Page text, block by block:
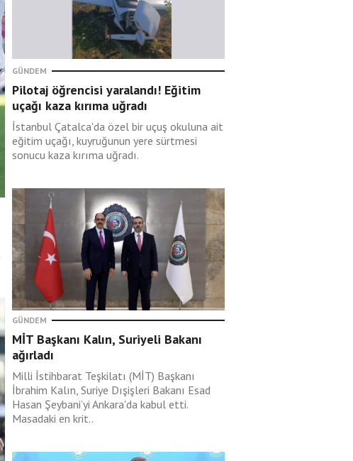
GÜNDEM
Pilotaj öğrencisi yaralandı! Eğitim
uçağı kaza kırıma uğradı
İstanbul Çatalca'da özel bir uçuş okuluna ait
eğitim uçağı, kuyruğunun yere sürtmesi
sonucu kaza kırıma uğradı.
GÜNDEM
MİT Başkanı Kalın, Suriyeli Bakanı
ağırladı
Milli İstihbarat Teşkilatı (MİT) Başkanı
İbrahim Kalın, Suriye Dışişleri Bakanı Esad
Hasan Şeybani’yi Ankara'da kabul etti.
Masadaki en krit..